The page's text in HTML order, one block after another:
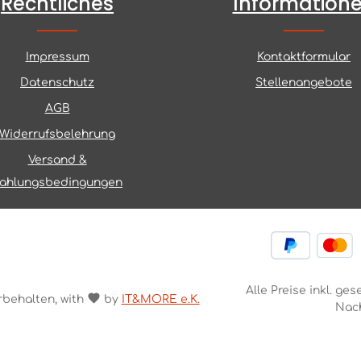
Impressum
Datenschutz
AGB
Widerrufsbelehrung
Versand &
Kontaktformular
Stellenangebote
with by IT&MORE e.K.
Alle Preise inkl.